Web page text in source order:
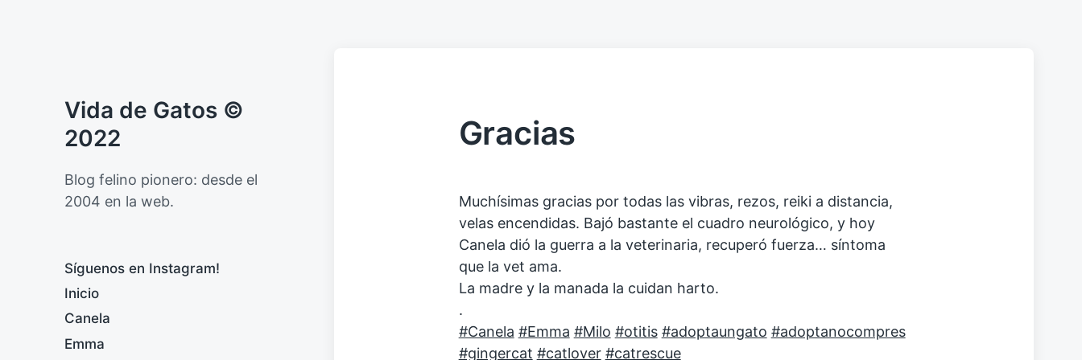
Vida de Gatos ©
2022
Blog felino pionero: desde el
2004 en la web.
Síguenos en Instagram!
Inicio
Canela
Emma
Gracias
Muchísimas gracias por todas las vibras, rezos, reiki a distancia,
velas encendidas. Bajó bastante el cuadro neurológico, y hoy
Canela dió la guerra a la veterinaria, recuperó fuerza… síntoma
que la vet ama.
La madre y la manada la cuidan harto.
.
#Canela #Emma #Milo #otitis #adoptaungato #adoptanocompres
#gingercat #catlover #catrescue